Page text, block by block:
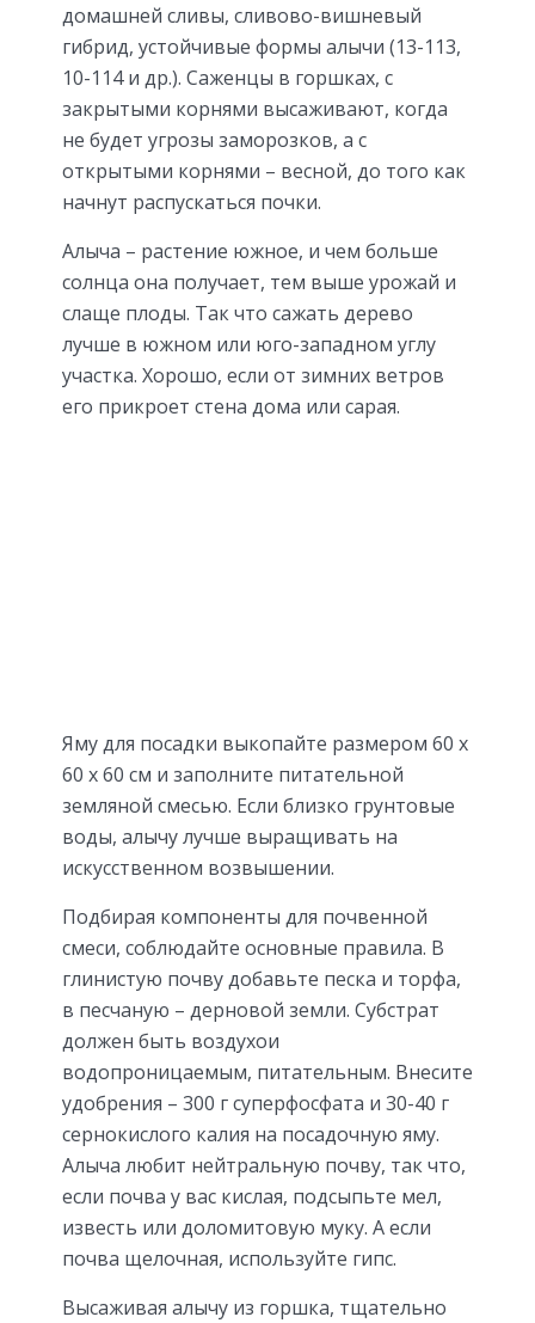
домашней сливы, сливово-вишневый
гибрид, устойчивые формы алычи (13-113,
10-114 и др.). Саженцы в горшках, с
закрытыми корнями высаживают, когда
не будет угрозы заморозков, а с
открытыми корнями – весной, до того как
начнут распускаться почки.
Алыча – растение южное, и чем больше
солнца она получает, тем выше урожай и
слаще плоды. Так что сажать дерево
лучше в южном или юго-западном углу
участка. Хорошо, если от зимних ветров
его прикроет стена дома или сарая.
Яму для посадки выкопайте размером 60 х
60 х 60 см и заполните питательной
земляной смесью. Если близко грунтовые
воды, алычу лучше выращивать на
искусственном возвышении.
Подбирая компоненты для почвенной
смеси, соблюдайте основные правила. В
глинистую почву добавьте песка и торфа,
в песчаную – дерновой земли. Субстрат
должен быть воздухои
водопроницаемым, питательным. Внесите
удобрения – 300 г суперфосфата и 30-40 г
сернокислого калия на посадочную яму.
Алыча любит нейтральную почву, так что,
если почва у вас кислая, подсыпьте мел,
известь или доломитовую муку. А если
почва щелочная, используйте гипс.
Высаживая алычу из горшка, тщательно